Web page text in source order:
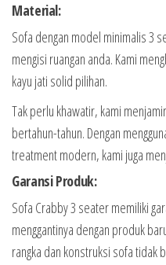
Material:
Sofa dengan model minimalis 3
mengisi ruangan anda. Kami
kayu jati solid pilihan.
Tak perlu khawatir, kami
bertahun-tahun. Dengan
treatment modern, kami juga
Garansi Produk:
Sofa Crabby 3 seater memiliki
menggantinya dengan produk
rangka dan konstruksi sofa tidak